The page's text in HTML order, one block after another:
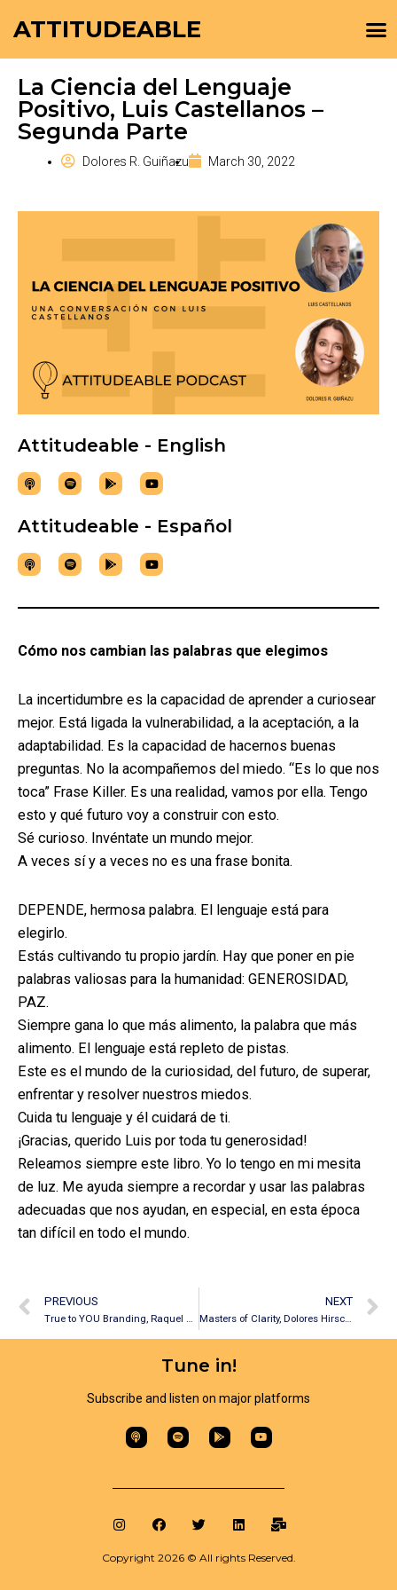
ATTITUDEABLE
La Ciencia del Lenguaje
Positivo, Luis Castellanos –
Segunda Parte
Dolores R. Guiñazu March 30, 2022
Attitudeable - English
Attitudeable - Español
Cómo nos cambian las palabras que elegimos
La incertidumbre es la capacidad de aprender a curiosear
mejor. Está ligada la vulnerabilidad, a la aceptación, a la
adaptabilidad. Es la capacidad de hacernos buenas
preguntas. No la acompañemos del miedo. “Es lo que nos
toca” Frase Killer. Es una realidad, vamos por ella. Tengo
esto y qué futuro voy a construir con esto.
Sé curioso. Invéntate un mundo mejor.
A veces sí y a veces no es una frase bonita.
DEPENDE, hermosa palabra. El lenguaje está para
elegirlo.
Estás cultivando tu propio jardín. Hay que poner en pie
palabras valiosas para la humanidad: GENEROSIDAD,
PAZ.
Siempre gana lo que más alimento, la palabra que más
alimento. El lenguaje está repleto de pistas.
Este es el mundo de la curiosidad, del futuro, de superar,
enfrentar y resolver nuestros miedos.
Cuida tu lenguaje y él cuidará de ti.
¡Gracias, querido Luis por toda tu generosidad!
Releamos siempre este libro. Yo lo tengo en mi mesita
de luz. Me ayuda siempre a recordar y usar las palabras
adecuadas que nos ayudan, en especial, en esta época
tan difícil en todo el mundo.
PREVIOUS NEXT
Masters of Clarity, Dolores Hirschman
Tune in!
Subscribe and listen on major platforms​
Copyright 2026 © All rights Reserved.